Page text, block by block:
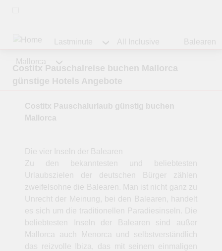
Lastminute All Inclusive Balearen
Mallorca
Costitx Pauschalreise buchen Mallorca
günstige Hotels Angebote
Costitx Pauschalurlaub günstig buchen
Mallorca
Die vier Inseln der Balearen
Zu den bekanntesten und beliebtesten
Urlaubszielen der deutschen Bürger zählen
zweifelsohne die Balearen. Man ist nicht ganz zu
Unrecht der Meinung, bei den Balearen, handelt
es sich um die traditionellen Paradiesinseln. Die
beliebtesten Inseln der Balearen sind außer
Mallorca auch Menorca und selbstverständlich
das reizvolle Ibiza, das mit seinem einmaligen